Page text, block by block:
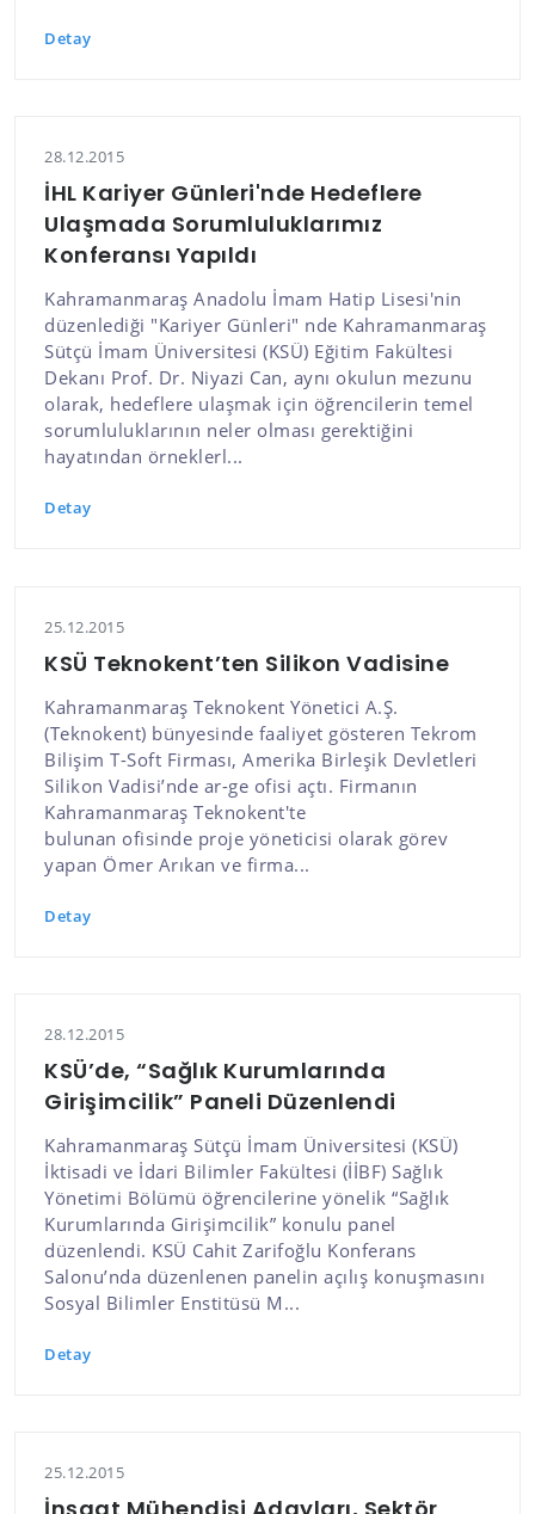
Detay
28.12.2015
İHL Kariyer Günleri'nde Hedeflere
Ulaşmada Sorumluluklarımız
Konferansı Yapıldı
Kahramanmaraş Anadolu İmam Hatip Lisesi'nin
düzenlediği "Kariyer Günleri" nde Kahramanmaraş
Sütçü İmam Üniversitesi (KSÜ) Eğitim Fakültesi
Dekanı Prof. Dr. Niyazi Can, aynı okulun mezunu
olarak, hedeflere ulaşmak için öğrencilerin temel
sorumluluklarının neler olması gerektiğini
hayatından örneklerl...
Detay
25.12.2015
KSÜ Teknokent’ten Silikon Vadisine
Kahramanmaraş Teknokent Yönetici A.Ş.
(Teknokent) bünyesinde faaliyet gösteren Tekrom
Bilişim T-Soft Firması, Amerika Birleşik Devletleri
Silikon Vadisi’nde ar-ge ofisi açtı. Firmanın
Kahramanmaraş Teknokent'te
bulunan ofisinde proje yöneticisi olarak görev
yapan Ömer Arıkan ve firma...
Detay
28.12.2015
KSÜ’de, “Sağlık Kurumlarında
Girişimcilik” Paneli Düzenlendi
Kahramanmaraş Sütçü İmam Üniversitesi (KSÜ)
İktisadi ve İdari Bilimler Fakültesi (İİBF) Sağlık
Yönetimi Bölümü öğrencilerine yönelik “Sağlık
Kurumlarında Girişimcilik” konulu panel
düzenlendi. KSÜ Cahit Zarifoğlu Konferans
Salonu’nda düzenlenen panelin açılış konuşmasını
Sosyal Bilimler Enstitüsü M...
Detay
25.12.2015